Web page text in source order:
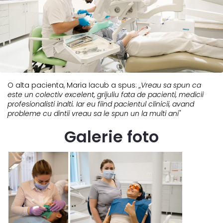
O alta pacienta, Maria Iacub a spus: „Vreau sa spun ca
este un colectiv excelent, grijuliu fata de pacienti, medicii
profesionalisti inalti. Iar eu fiind pacientulclinicii, avand
probleme cu dintii vreau sa le spun un la multi ani"
Galerie foto